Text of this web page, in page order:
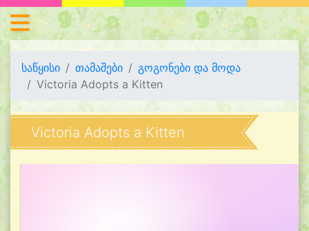
საწყისი თამაშები
გოგონები და მოდა
Victoria Adopts a Kitten
Victoria Adopts a Kitten